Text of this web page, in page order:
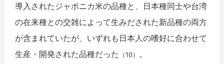
導入されたジャポニカ米の品種と、日本種同士や台湾
の在来種との交雑によって生みだされた新品種の両方
が含まれていたが、いずれも日本人の嗜好に合わせて
生産・開発された品種だった
（10）
。